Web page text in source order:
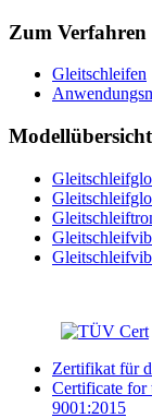
Zum Verfahren
Gleitschleifen
Modellübersicht
Zertifikat für
Certificate for
9001:2015